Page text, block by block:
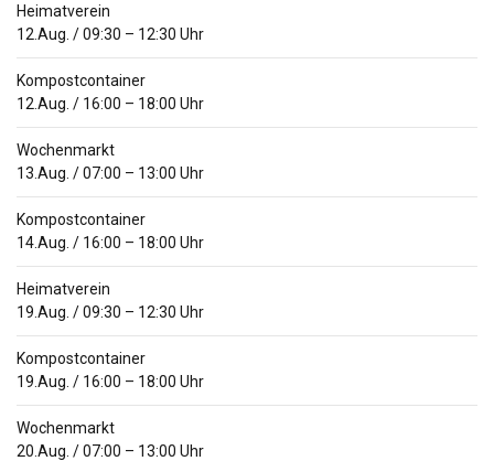
Heimatverein
12.Aug. /09:30 – 12:30 Uhr
Kompostcontainer
12.Aug. / 16:00 – 18:00 Uhr
Wochenmarkt
13.Aug. /07:00 – 13:00 Uhr
Kompostcontainer
14.Aug. / 16:00 – 18:00 Uhr
Heimatverein
19.Aug. /09:30 – 12:30 Uhr
Kompostcontainer
19.Aug. / 16:00 – 18:00 Uhr
Wochenmarkt
20.Aug. /07:00 – 13:00 Uhr